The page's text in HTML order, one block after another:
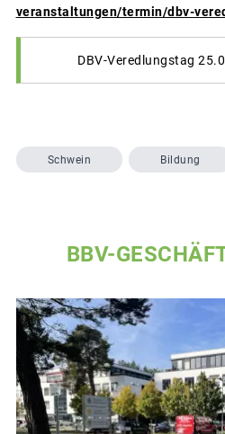
veranstaltungen/termin/dbv-
DBV-Veredlungstag
Schwein Bildung
BBV-